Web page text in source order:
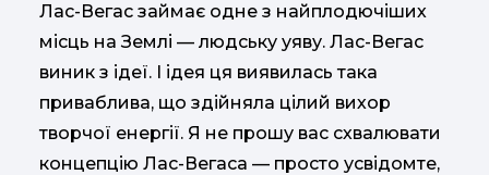
Лас-Вегас займає одне з найплодючіших
місць на Землі — людську уяву. Лас-Вегас
виник з ідеї. І ідея ця виявилась така
приваблива, що здійняла цілий вихор
творчої енергії. Я не прошу вас схвалювати
концепцію Лас-Вегаса — просто усвідомте,